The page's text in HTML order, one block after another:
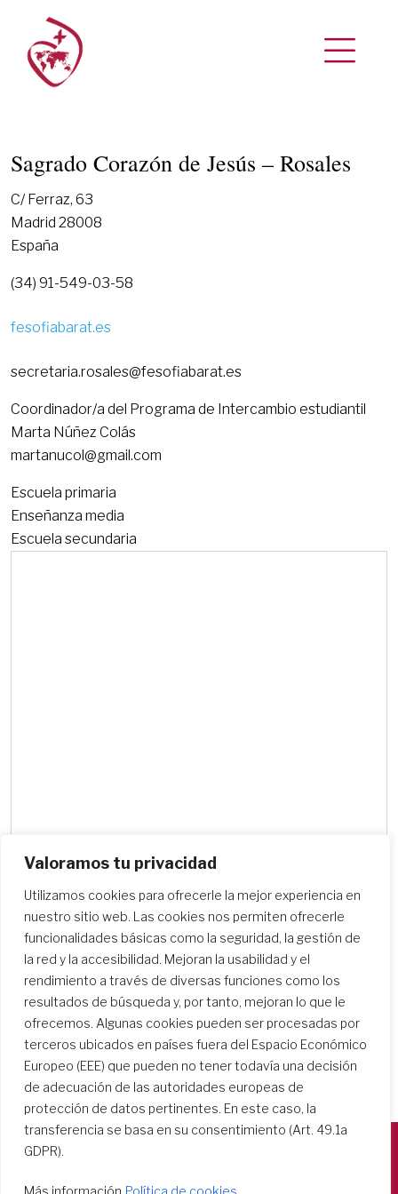
Valoramos tu privacidad
Utilizamos cookies para ofrecerle la mejor experiencia en
nuestro sitio web. Las cookies nos permiten ofrecerle
funcionalidades básicas como la seguridad, la gestión de
la red y la accesibilidad. Mejoran la usabilidad y el
rendimiento a través de diversas funciones como los
resultados de búsqueda y, por tanto, mejoran lo que le
ofrecemos. Algunas cookies pueden ser procesadas por
terceros ubicados en países fuera del Espacio Económico
Europeo (EEE) que pueden no tener todavía una decisión
de adecuación de las autoridades europeas de
protección de datos pertinentes. En este caso, la
transferencia se basa en su consentimiento (Art. 49.1a
GDPR).
Más información Política de cookies
Sagrado Corazón de Jesús – Rosales
C/ Ferraz, 63
Madrid 28008
España
(34) 91-549-03-58
fesofiabarat.es
secretaria.rosales@fesofiabarat.es
Coordinador/a del Programa de Intercambio estudiantil
Marta Núñez Colás
martanucol@gmail.com
Escuela primaria
Enseñanza media
Escuela secundaria
Buscar centros escolares